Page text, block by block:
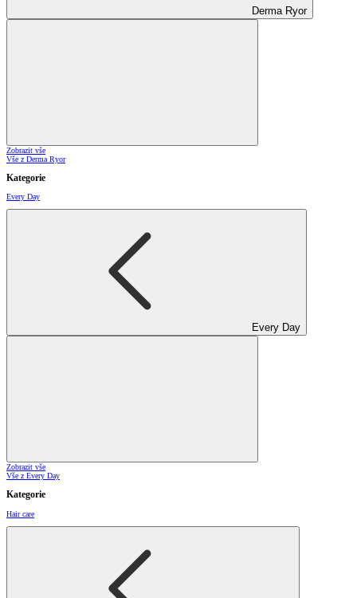
Derma Ryor
Zobrazit vše
Vše z Derma Ryor
Kategorie
Every Day
Every Day
Zobrazit vše
Vše z Every Day
Kategorie
Hair care